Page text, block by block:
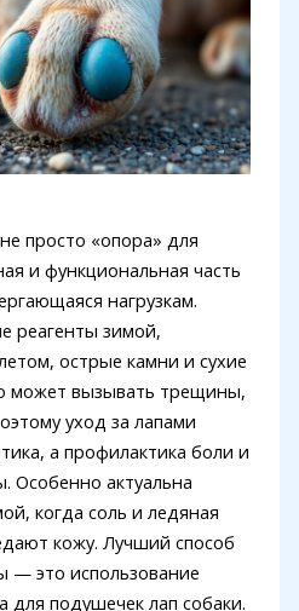
просто «опора» для
и функциональная часть
нагрузкам.
реагенты зимой,
острые камни и сухие
может вызывать трещины,
уход за лапами
а профилактика боли и
Особенно актуальна
когда соль и ледяная
кожу. Лучший способ
— это использование
для подушечек лап собаки.